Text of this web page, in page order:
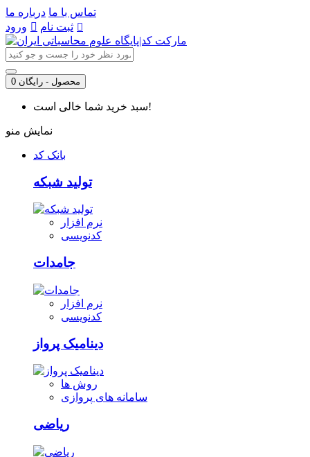
تماس با ما درباره ما
ورود
ثبت نام
0 محصول - رایگان
سبد خرید شما خالی است!
نمایش منو
بانک کد
تولید شبکه
نرم افزار
کدنویسی
جامدات
نرم افزار
کدنویسی
دینامیک پرواز
روش ها
سامانه های پروازی
ریاضی